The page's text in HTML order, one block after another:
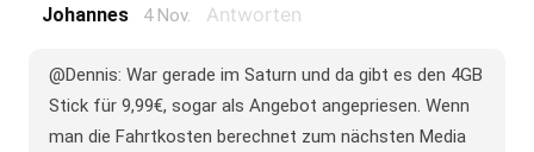
Johannes 4 Nov. Antworten
@Dennis: War gerade im Saturn und da gibt es den 4GB
Stick für 9,99€, sogar als Angebot angepriesen. Wenn
man die Fahrtkosten berechnet zum nächsten Media